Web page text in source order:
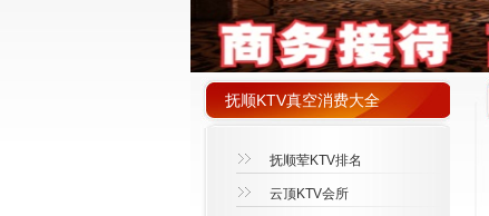
抚顺KTV真空消费大全
抚顺荤KTV排名
云顶KTV会所